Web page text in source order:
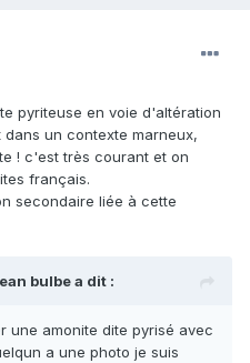
pyriteuse en voie d'altération
un contexte marneux,
! c'est très courant et on
français.
secondaire liée à cette
bulbea dit :
une amonite dite pyrisé avec
a une photo je suis